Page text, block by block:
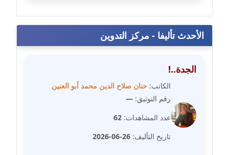
عاملة
مدونة فيروز القطلبي
مدونة كريمان سالم
عاملة
مدونة كنوز صلاح
موقوف
الأحدث تأليفا - مركز التدوين
الجدة..!
الكاتب: حنان صلاح الدين محمد أبو العنين
رقم التوثيق: —
عدد المشاهدات: 62
تاريخ التأليف: 26-06-2026